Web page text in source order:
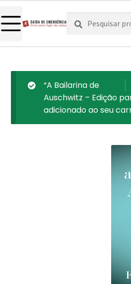
Pesquisar
por:
Pesquisa
“A Bailarina de
Auschwitz – Edição
adicionado ao seu